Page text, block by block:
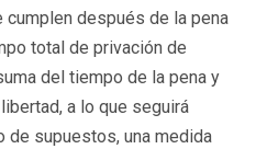
después de la pena
total de privación de
del tiempo de la pena y
a lo que seguirá
de supuestos, una medida